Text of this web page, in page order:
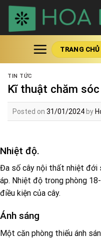
Skip
content
TRANG CHỦ
TIN TỨC
Kĩ thuật chăm
Posted on 31/01/2024 by
Nhiệt độ.
Đa số cây nội thất nhiệt đới
áp. Nhiệt độ trong phòng
điều kiện của cây.
Ánh sáng
Một căn phòng thiếu ánh